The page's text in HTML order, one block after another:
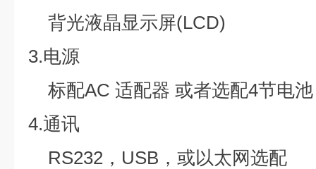
背光液晶显示屏(LCD)
3.电源
标配AC 适配器 或者选配4节电池
4.通讯
RS232，USB，或以太网选配